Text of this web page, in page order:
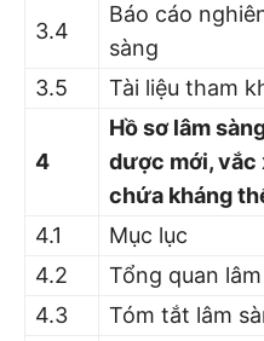
3.4
Báo cáo
sàng
3.5
Tài liệu tham
4
Hồ sơ lâm
dược mới, vắc
chứa kháng
4.1
Mục lục
4.2
Tổng quan
4.3
Tóm tắt lâm